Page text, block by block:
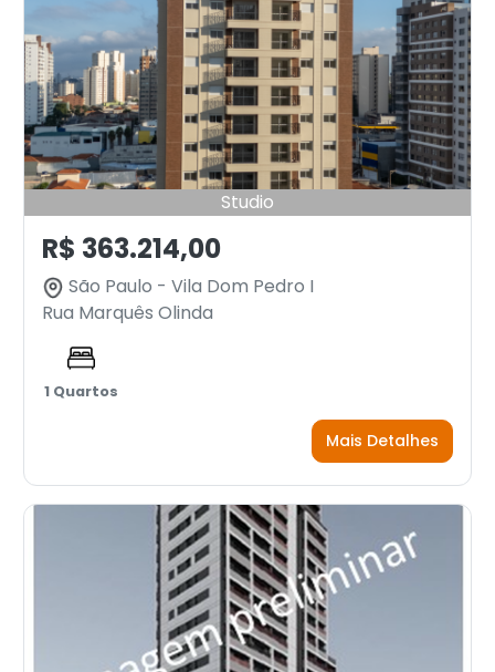
Studio
R$ 363.214,00
São Paulo - Vila Dom Pedro I
Rua Marquês Olinda
1 Quartos
Mais Detalhes